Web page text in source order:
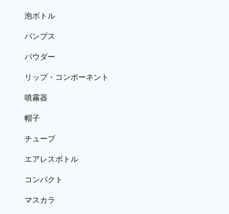
泡ボトル
パンプス
パウダー
リップ・コンポーネント
噴霧器
帽子
チューブ
エアレスボトル
コンパクト
マスカラ